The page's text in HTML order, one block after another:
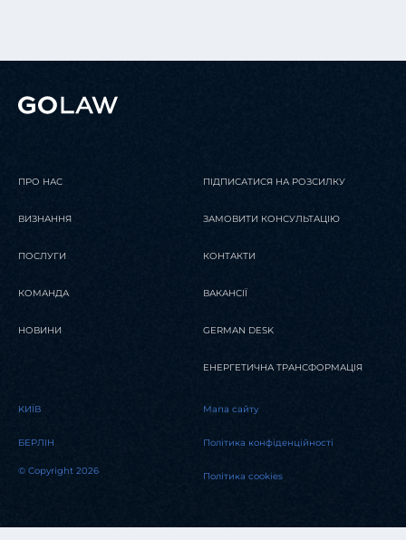
ПРО НАС
ВИЗНАННЯ
ПОСЛУГИ
КОМАНДА
НОВИНИ
ПІДПИСАТИСЯ НА РОЗСИЛКУ
ЗАМОВИТИ КОНСУЛЬТАЦІЮ
КОНТАКТИ
ВАКАНСІЇ
GERMAN DESK
ЕНЕРГЕТИЧНА ТРАНСФОРМАЦІЯ
KИЇВ
БЕРЛІН
© Copyright 2026
Мапа сайту
Політика конфіденційності
Політика cookies